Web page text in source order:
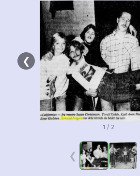
❮
1 / 2
❮